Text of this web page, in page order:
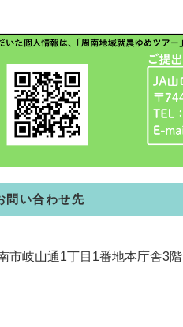
問い合わせ先
市岐山通1丁目1番地本庁舎3階